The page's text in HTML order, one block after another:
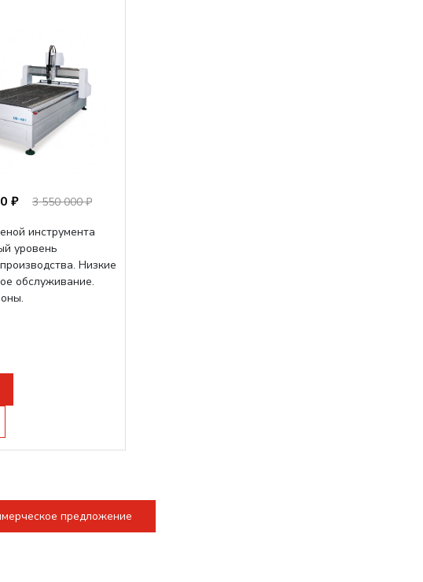
₽
3 550 000 ₽
инструмента
уровень
Низкие
обслуживание.
предложение